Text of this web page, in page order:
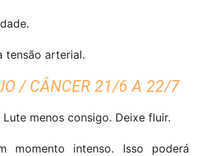
tensão arterial.
/ CÂNCER 21/6 A 22/7
Lute menos consigo. Deixe fluir.
momento intenso. Isso poderá